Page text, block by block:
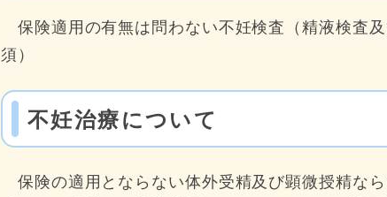
保険適用の有無は問わない不妊検査（精液検査
須）
不妊治療について
保険の適用とならない体外受精及び顕微授精な